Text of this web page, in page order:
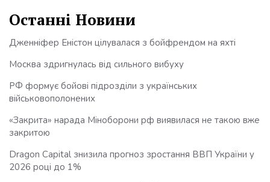
Останні Новини
Дженніфер Еністон цілувалася з бойфрендом на яхті
Москва здригнулась від сильного вибуху
РФ формує бойові підрозділи з українських
військовополонених
«Закрита» нарада Міноборони рф виявилася не такою вже
закритою
Dragon Capital знизила прогноз зростання ВВП України у
2026 році до 1%